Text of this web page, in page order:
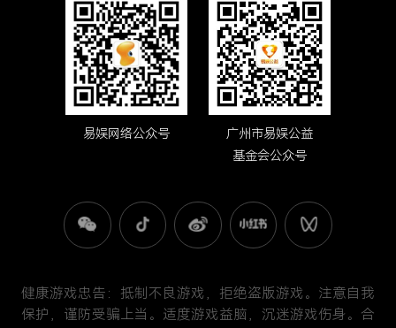
易娱网络公众号
广州市易娱公益
基金会公众号
健康游戏忠告：抵制不良游戏，拒绝盗版游戏。注意自我
保护，谨防受骗上当。适度游戏益脑，沉迷游戏伤身。合